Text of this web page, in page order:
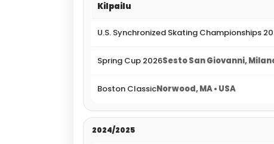
Kilpailu
U.S. Synchronized Skating Championships
Spring Cup 2026Sesto San Giovanni,
Boston ClassicNorwood, MA • USA
2024/2025